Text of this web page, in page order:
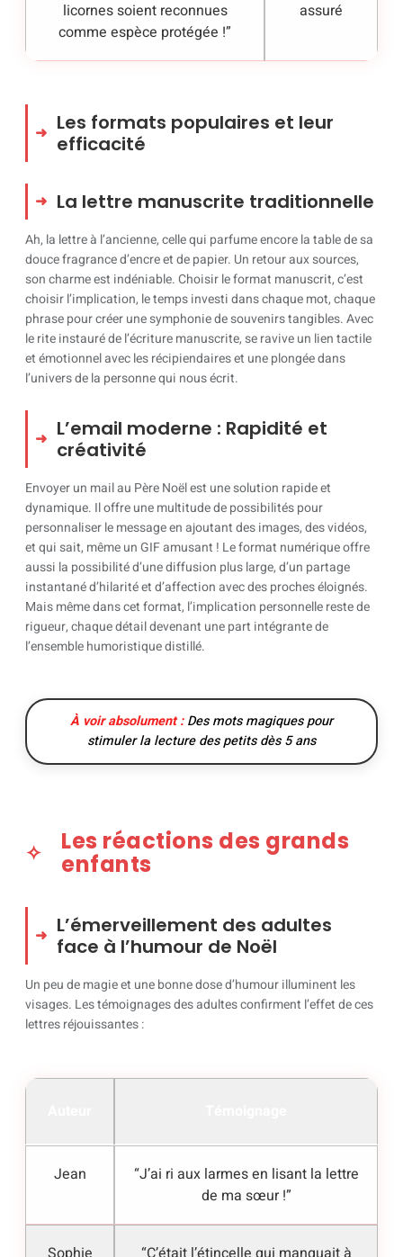
licornes soient reconnues
comme espèce protégée !”
assuré
Les formats populaires et leur
efficacité
La lettre manuscrite traditionnelle
Ah, la lettre à l’ancienne, celle qui parfume encore la table de sa
douce fragrance d’encre et de papier. Un retour aux sources,
son charme est indéniable. Choisir le format manuscrit, c’est
choisir l’implication, le temps investi dans chaque mot, chaque
phrase pour créer une symphonie de souvenirs tangibles. Avec
le rite instauré de l’écriture manuscrite, se ravive un lien tactile
et émotionnel avec les récipiendaires et une plongée dans
l’univers de la personne qui nous écrit.
L’email moderne : Rapidité et
créativité
Envoyer un mail au Père Noël est une solution rapide et
dynamique. Il offre une multitude de possibilités pour
personnaliser le message en ajoutant des images, des vidéos,
et qui sait, même un GIF amusant ! Le format numérique offre
aussi la possibilité d’une diffusion plus large, d’un partage
instantané d’hilarité et d’affection avec des proches éloignés.
Mais même dans cet format, l’implication personnelle reste de
rigueur, chaque détail devenant une part intégrante de
l’ensemble humoristique distillé.
À voir absolument :Des mots magiques pour
stimuler la lecture des petits dès 5 ans
Les réactions des grands
enfants
L’émerveillement des adultes
face à l’humour de Noël
Un peu de magie et une bonne dose d’humour illuminent les
visages. Les témoignages des adultes confirment l’effet de ces
lettres réjouissantes :
Jean
“J’ai ri aux larmes en lisant la lettre
de ma sœur !”